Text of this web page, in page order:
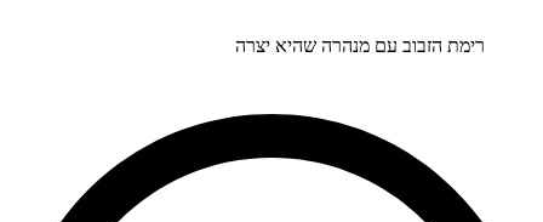
רימת הזבוב עם מנהרה שהיא יצרה